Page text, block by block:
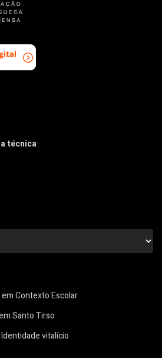
técnica
Contexto Escolar
Santo Tirso
vitalício